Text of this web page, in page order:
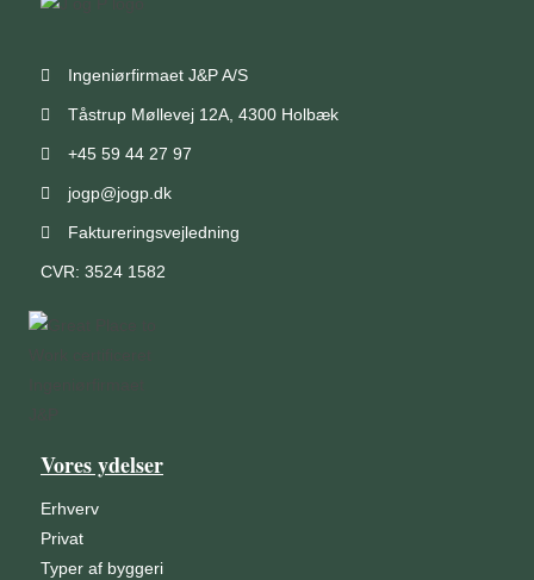
Ingeniørfirmaet J&P A/S
Tåstrup Møllevej 12A, 4300 Holbæk
+45 59 44 27 97
jogp@jogp.dk
Faktureringsvejledning
CVR: 3524 1582
Vores ydelser
Erhverv
Privat
Typer af byggeri